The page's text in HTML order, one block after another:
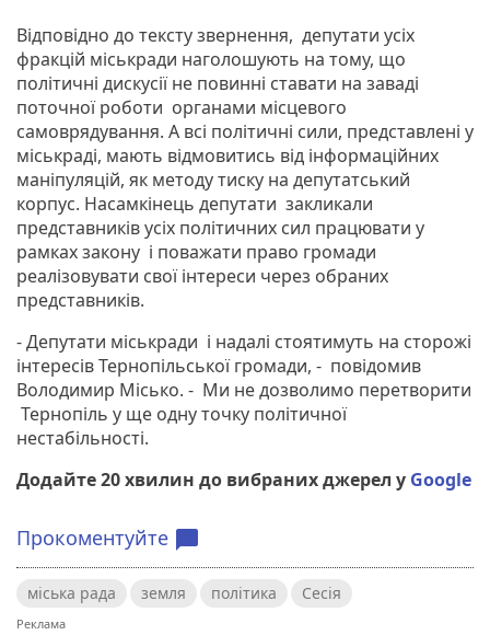
Відповідно до тексту звернення, депутати усіх
фракцій міськради наголошують на тому, що
політичні дискусії не повинні ставати на заваді
поточної роботи органами місцевого
самоврядування. А всі політичні сили, представлені у
міськраді, мають відмовитись від інформаційних
маніпуляцій, як методу тиску на депутатський
корпус. Насамкінець депутати закликали
представників усіх політичних сил працювати у
рамках закону і поважати право громади
реалізовувати свої інтереси через обраних
представників.
- Депутати міськради і надалі стоятимуть на сторожі
інтересів Тернопільської громади, - повідомив
Володимир Місько. - Ми не дозволимо перетворити
Тернопіль у ще одну точку політичної
нестабільності.
Додайте 20 хвилин до вибраних джерел у Google
Прокоментуйте chat_bubble
міська рада земля політика Сесія